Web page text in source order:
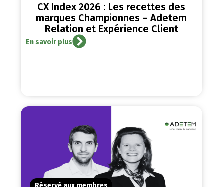
CX Index 2026 : Les recettes des
marques Championnes – Adetem
Relation et Expérience Client
En savoir plus
Réservé aux membres